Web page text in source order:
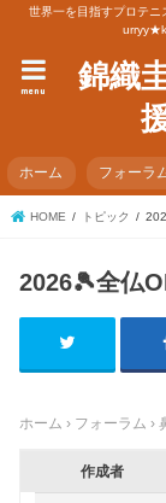
世界一を目指すプロテ
錦織
menu
ホーム フォーラ
HOME トピック
2026🎾全仏
ホーム › フォーラム ›
作成者